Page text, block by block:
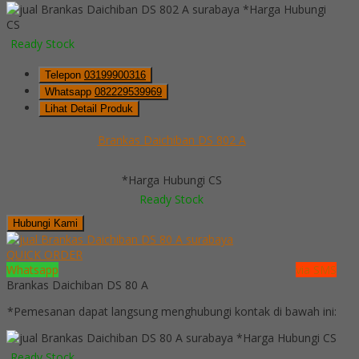
*Harga Hubungi
CS
Ready Stock
Telepon 03199900316
Whatsapp 082229539969
Lihat Detail Produk
Brankas Daichiban DS 802 A
*Harga Hubungi CS
Ready Stock
Hubungi Kami
QUICK ORDER
Whatsapp
via SMS
Brankas Daichiban DS 80 A
*Pemesanan dapat langsung menghubungi kontak di bawah ini:
*Harga Hubungi CS